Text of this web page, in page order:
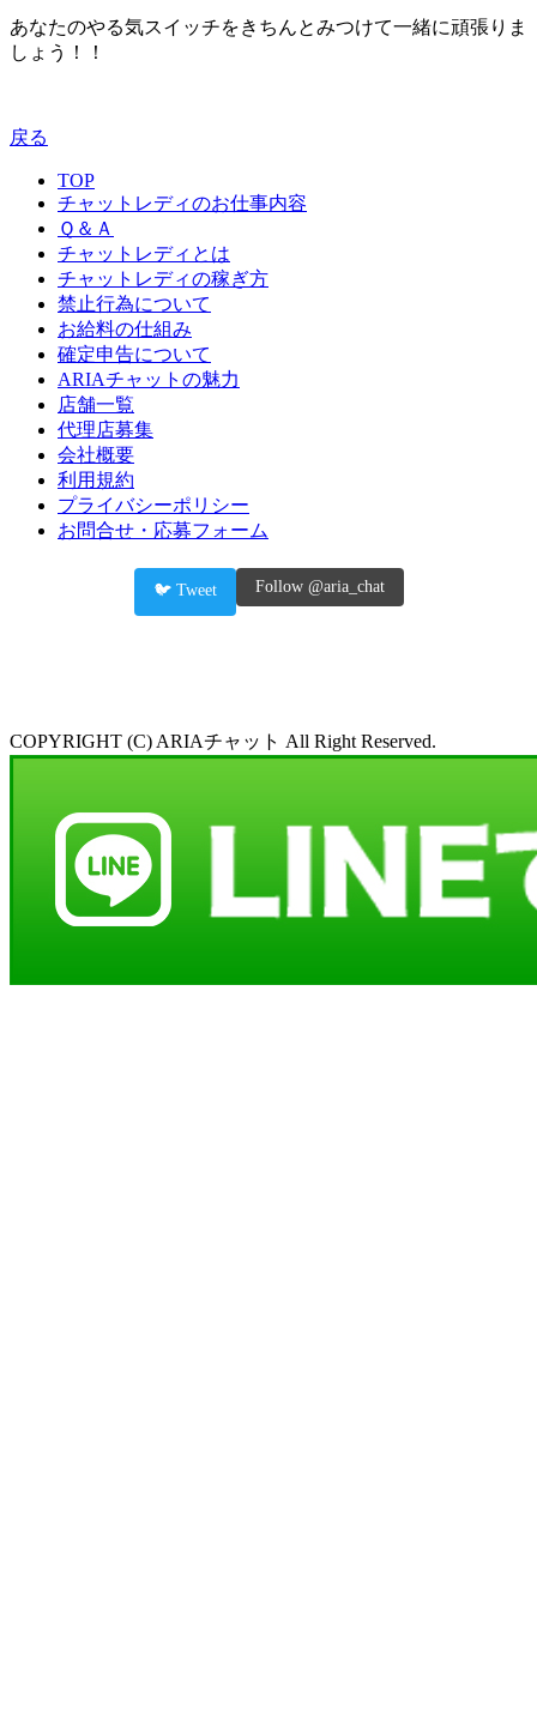
あなたのやる気スイッチをきちんとみつけて一緒に頑張りま
しょう！！
戻る
TOP
チャットレディのお仕事内容
Ｑ＆Ａ
チャットレディとは
チャットレディの稼ぎ方
禁止行為について
お給料の仕組み
確定申告について
ARIAチャットの魅力
店舗一覧
代理店募集
会社概要
利用規約
プライバシーポリシー
お問合せ・応募フォーム
🐦 Tweet Follow @aria_chat
COPYRIGHT (C) ARIAチャット All Right Reserved.